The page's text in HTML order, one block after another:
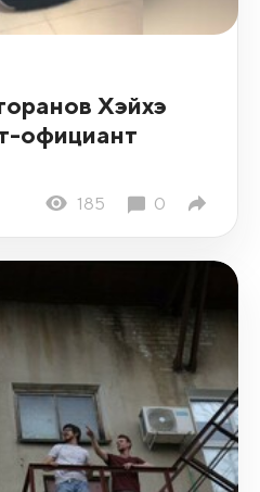
Хэйхэ
официант
185 0